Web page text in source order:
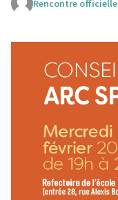
Rencontre officielle